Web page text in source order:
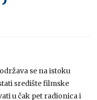
se na istoku
središte filmske
u čak pet radionica i